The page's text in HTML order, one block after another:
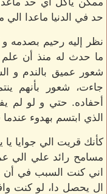
حد في الدنيا ماعدا
نظر إليه رحيم بصدمه و
ما حدث له منذ أن علم
شعور عميق بالندم و
جاءت، شعور بأنهم
أحفاده. حتي و لو لم
الذي ابتسم بهدوء
كأنك قريت الي جوايا
مسامح رائد علي الي
اني كنت السبب في
ال يحصل دا، لو كنت